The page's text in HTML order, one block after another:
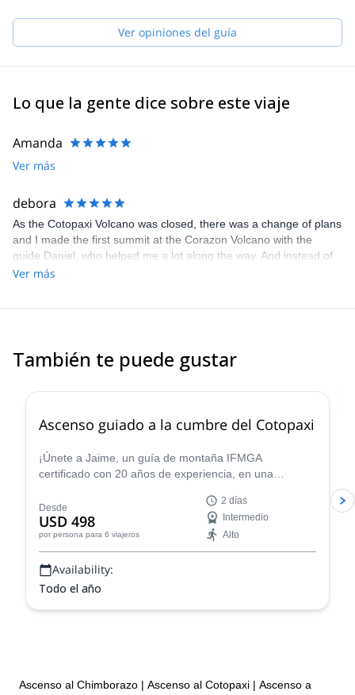
Ver opiniones del guía
Lo que la gente dice sobre este viaje
Amanda
Ver más
debora
As the Cotopaxi Volcano was closed, there was a change of plans
and I made the first summit at the Corazon Volcano with the
guide Daniel, who helped me a lot along the way. And instead of
climbing Cotopaxi we went to Cayambe which is a beautiful
plateau and it was beautiful! A show of nature. Thank you Juan
Ver más
También te puede gustar
Ascenso guiado a la cumbre del Cotopaxi
¡Únete a Jaime, un guía de montaña IFMGA
certificado con 20 años de experiencia, en una
Cotopaxi, el icónico volcán de Ecuador!
Desde
USD 498
por persona para 6 viajeros
2 días
Intermedio
Alto
Availability:
Todo el año
Ascenso al Chimborazo | Ascenso al Cotopaxi | Ascenso a